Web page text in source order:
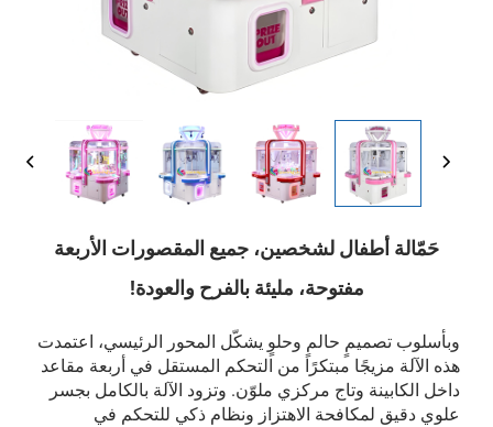
حَمّالة أطفال لشخصين، جميع المقصورات الأربعة
مفتوحة، مليئة بالفرح والعودة!
وبأسلوب تصميمٍ حالمٍ وحلوٍ يشكّل المحور الرئيسي، اعتمدت
هذه الآلة مزيجًا مبتكرًا من التحكم المستقل في أربعة مقاعد
داخل الكابينة وتاج مركزي ملوّن. وتزود الآلة بالكامل بجسر
علوي دقيق لمكافحة الاهتزاز ونظام ذكي للتحكم في